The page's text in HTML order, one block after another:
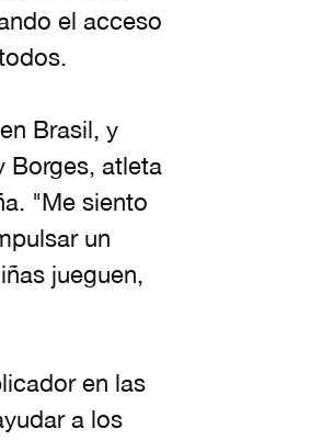
el acceso
Brasil, y
Borges, atleta
"Me siento
un
jueguen,
en las
a los